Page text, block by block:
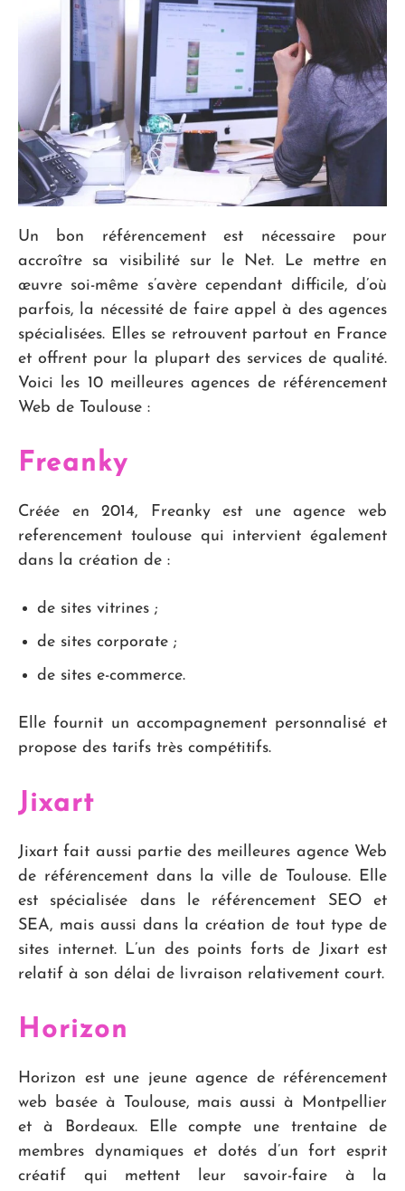
Un bon référencement est nécessaire pour
accroître sa visibilité sur le Net. Le mettre en
œuvre soi-même s’avère cependant difficile, d’où
parfois, la nécessité de faire appel à des agences
spécialisées. Elles se retrouvent partout en France
et offrent pour la plupart des services de qualité.
Voici les 10 meilleures agences de référencement
Web de Toulouse :
Freanky
Créée en 2014, Freanky est une agence web
referencement toulouse qui intervient également
dans la création de :
de sites vitrines ;
de sites corporate ;
de sites e-commerce.
Elle fournit un accompagnement personnalisé et
propose des tarifs très compétitifs.
Jixart
Jixart fait aussi partie des meilleures agence Web
de référencement dans la ville de Toulouse. Elle
est spécialisée dans le référencement SEO et
SEA, mais aussi dans la création de tout type de
sites internet. L’un des points forts de Jixart est
relatif à son délai de livraison relativement court.
Horizon
Horizon est une jeune agence de référencement
web basée à Toulouse, mais aussi à Montpellier
et à Bordeaux. Elle compte une trentaine de
membres dynamiques et dotés d’un fort esprit
créatif qui mettent leur savoir-faire à la